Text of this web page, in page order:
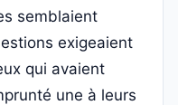
semblaient
exigeaient
qui avaient
une à leurs